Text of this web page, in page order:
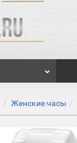
Женские часы